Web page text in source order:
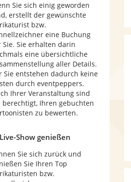
Sie sich einig geworden
erstellt der gewünschte
bzw.
eine Buchung
Sie. Sie erhalten darin
eine übersichtliche
aller Details.
Sie entstehen dadurch keine
durch eventpeppers.
Ihrer Veranstaltung sind
berechtigt, Ihren gebuchten
zu bewerten.
Show genießen
Sie sich zurück und
Sie Ihren Top
bzw.